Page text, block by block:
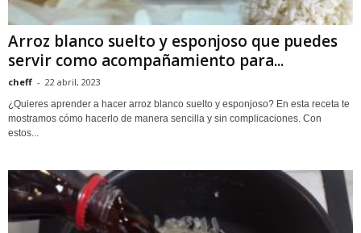
Arroz blanco suelto y esponjoso que puedes
servir como acompañamiento para...
cheff - 22 abril, 2023
¿Quieres aprender a hacer arroz blanco suelto y esponjoso? En esta receta te
mostramos cómo hacerlo de manera sencilla y sin complicaciones. Con
estos...